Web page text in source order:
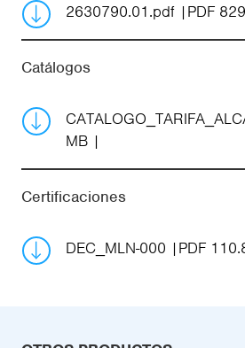
2630790.01.pdf PDF
Catálogos
MB
Certificaciones
DEC_MLN-000 PDF